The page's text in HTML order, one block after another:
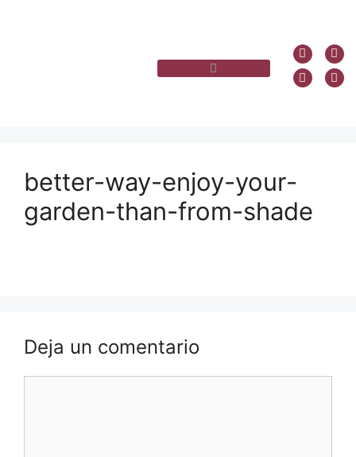
better-way-enjoy-your-
garden-than-from-shade
Deja un comentario